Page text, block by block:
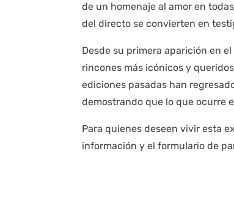
de un homenaje al amor en
del directo se convierten en
Desde su primera aparición en
rincones más icónicos y
ediciones pasadas han
demostrando que lo que ocurre
Para quienes deseen vivir esta
información y el formulario de